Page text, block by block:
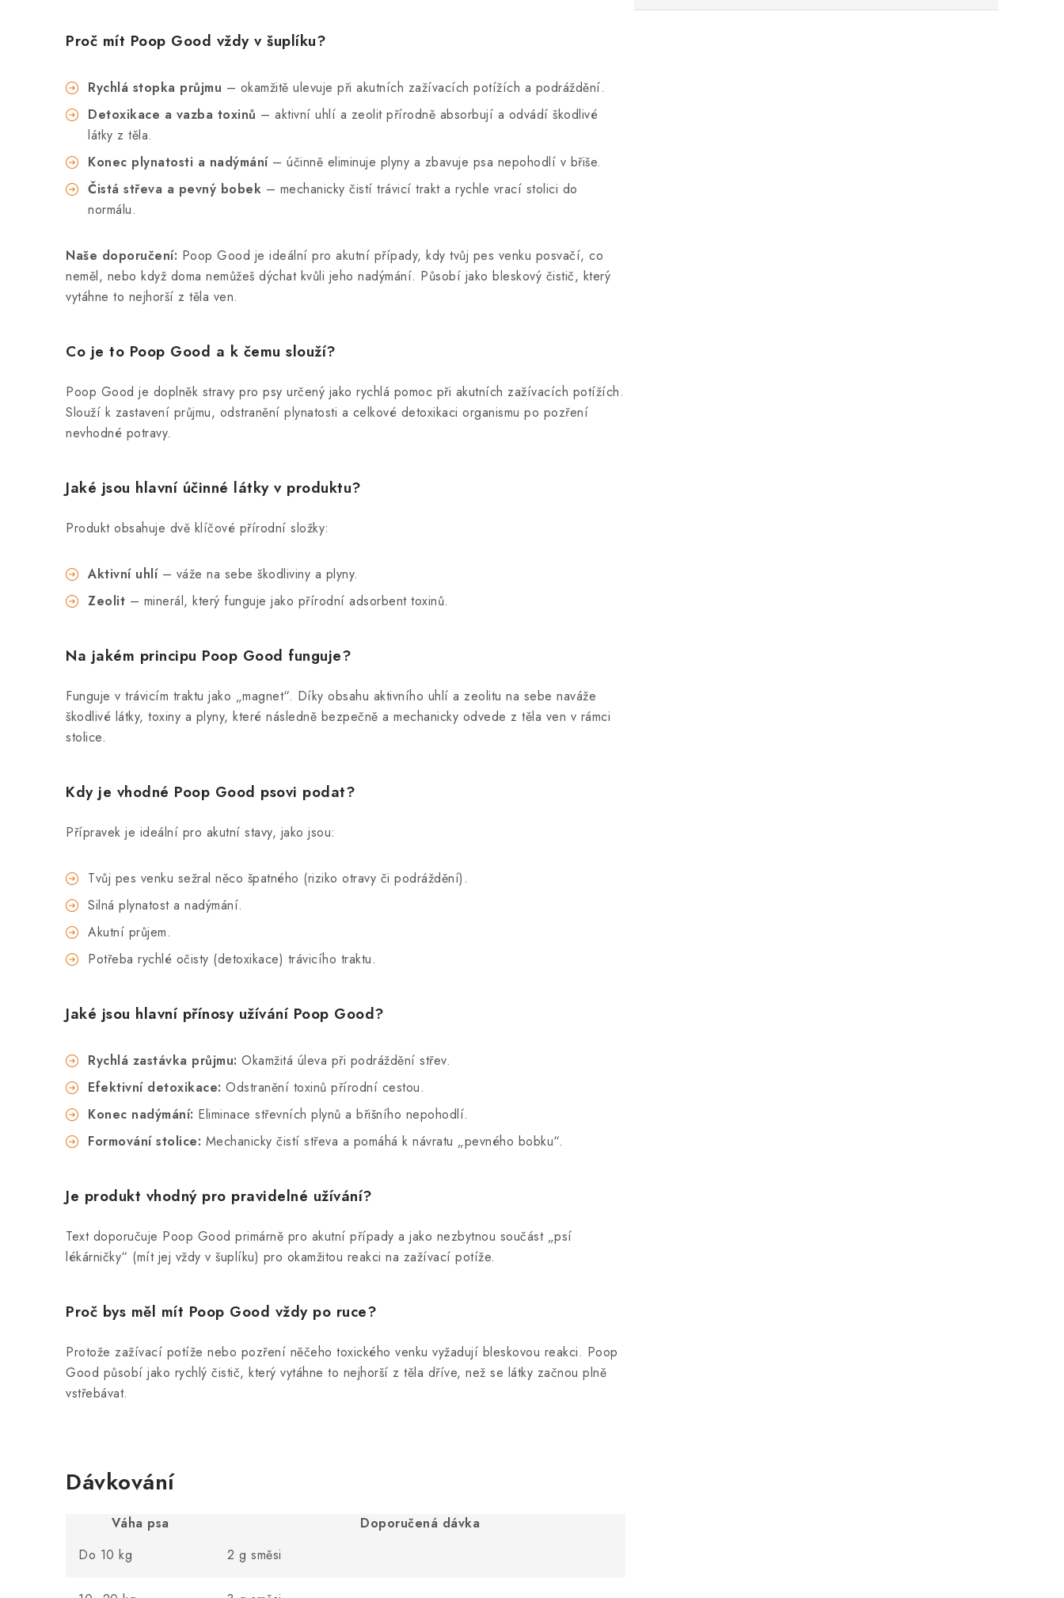
Proč mít Poop Good vždy v šuplíku?
Rychlá stopka průjmu – okamžitě ulevuje při akutních zažívacích potížích a podráždění.
Detoxikace a vazba toxinů – aktivní uhlí a zeolit přírodně absorbují a odvádí škodlivé
látky z těla.
Konec plynatosti a nadýmání– účinně eliminuje plyny a zbavuje psa nepohodlí v břiše.
Čistá střeva a pevný bobek – mechanicky čistí trávicí trakt a rychle vrací stolici do
normálu.
Naše doporučení: Poop Good je ideální pro akutní případy, kdy tvůj pes venku posvačí, co
neměl, nebo když doma nemůžeš dýchat kvůli jeho nadýmání. Působí jako bleskový čistič, který
vytáhne to nejhorší z těla ven.
Co je to Poop Good a k čemu slouží?
Poop Good je doplněk stravy pro psy určený jako rychlá pomoc při akutních zažívacích potížích.
Slouží k zastavení průjmu, odstranění plynatosti a celkové detoxikaci organismu po pozření
nevhodné potravy.
Jaké jsou hlavní účinné látky v produktu?
Produkt obsahuje dvě klíčové přírodní složky:
Aktivní uhlí– váže na sebe škodliviny a plyny.
Zeolit – minerál, který funguje jako přírodní adsorbent toxinů.
Na jakém principu Poop Good funguje?
Funguje v trávicím traktu jako „magnet“. Díky obsahu aktivního uhlí a zeolitu na sebe naváže
škodlivé látky, toxiny a plyny, které následně bezpečně a mechanicky odvede z těla ven v rámci
stolice.
Kdy je vhodné Poop Good psovi podat?
Přípravek je ideální pro akutní stavy, jako jsou:
Tvůj pes venku sežral něco špatného (riziko otravy či podráždění).
Silná plynatost a nadýmání.
Akutní průjem.
Potřeba rychlé očisty (detoxikace) trávicího traktu.
Jaké jsou hlavní přínosy užívání Poop Good?
Rychlá zastávka průjmu: Okamžitá úleva při podráždění střev.
Efektivní detoxikace: Odstranění toxinů přírodní cestou.
Konec nadýmání: Eliminace střevních plynů a břišního nepohodlí.
Formování stolice: Mechanicky čistí střeva a pomáhá k návratu „pevného bobku“.
Je produkt vhodný pro pravidelné užívání?
Text doporučuje Poop Good primárně pro akutní případy a jako nezbytnou součást „psí
lékárničky“ (mít jej vždy v šuplíku) pro okamžitou reakci na zažívací potíže.
Proč bys měl mít Poop Good vždy po ruce?
Protože zažívací potíže nebo pozření něčeho toxického venku vyžadují bleskovou reakci. Poop
Good působí jako rychlý čistič, který vytáhne to nejhorší z těla dříve, než se látky začnou plně
vstřebávat.
Dávkování
Váha psa
Doporučená dávka
Do 10 kg
2 g směsi